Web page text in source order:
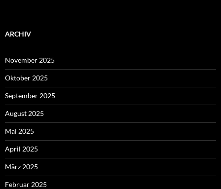
ARCHIV
November 2025
Oktober 2025
September 2025
August 2025
Mai 2025
April 2025
März 2025
Februar 2025